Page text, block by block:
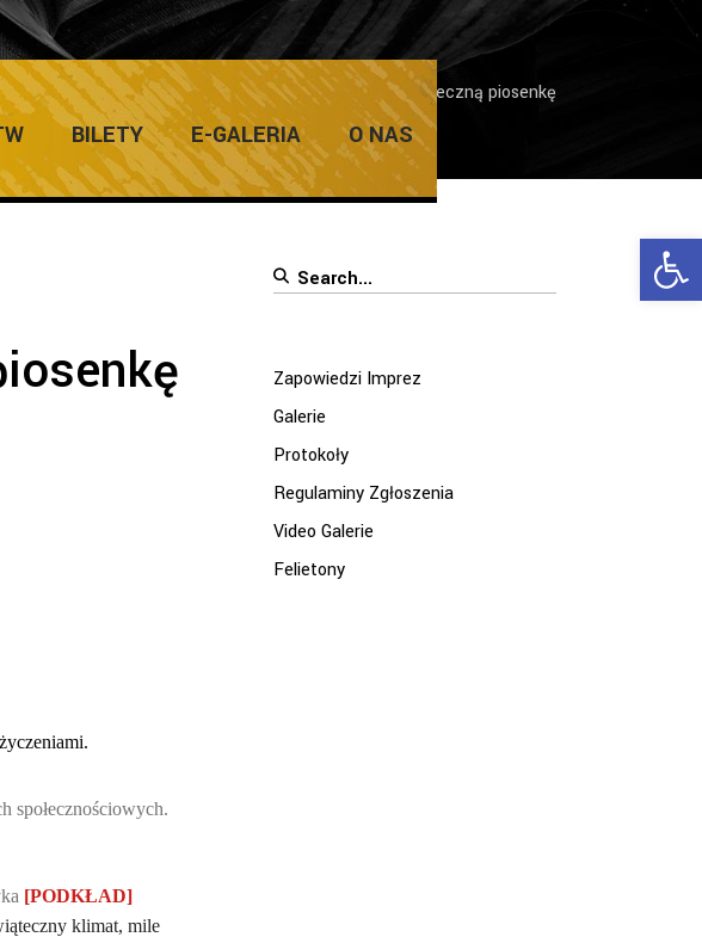
BILETY E-GALERIA O NAS
Home/Zapowiedzi Imprez /Nagraj z nami świąteczną piosenkę
społecznościowych.
[PODKŁAD]
klimat, mile
Search
Zapowiedzi Imprez
Galerie
Protokoły
Regulaminy Zgłoszenia
Video Galerie
Felietony